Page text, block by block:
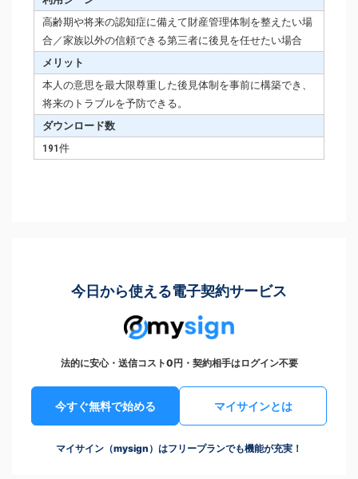
高齢期や将来の認知症に備えて財産管理体制を整えたい場
合／家族以外の信頼できる第三者に後見を任せたい場合
メリット
本人の意思を最大限尊重した後見体制を事前に構築でき、
将来のトラブルを予防できる。
ダウンロード数
191件
今日から使える電子契約サービス
法的に安心・送信コスト0円・契約相手はログイン不要
今すぐ無料で始める マイサインとは
マイサイン（mysign）はフリープランでも機能が充実！